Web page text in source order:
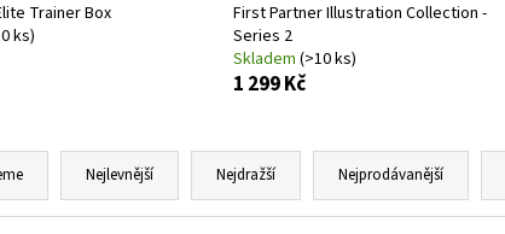
Trainer Box
ks)
First Partner Illustration Collection -
Series 2
Skladem (>10 ks)
1 299 Kč
Nejlevnější Nejdražší Nejprodávanější